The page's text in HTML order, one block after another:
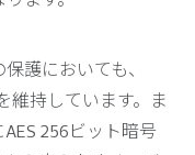
護においても、
維持しています。ま
256ビット暗号